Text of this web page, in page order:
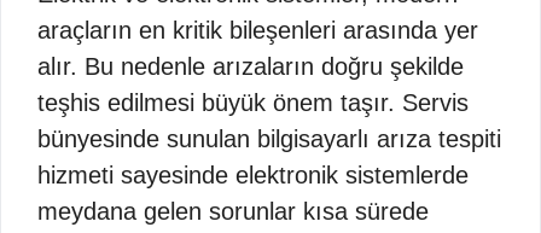
araçların en kritik bileşenleri arasında yer
alır. Bu nedenle arızaların doğru şekilde
teşhis edilmesi büyük önem taşır. Servis
bünyesinde sunulan bilgisayarlı arıza tespiti
hizmeti sayesinde elektronik sistemlerde
meydana gelen sorunlar kısa sürede